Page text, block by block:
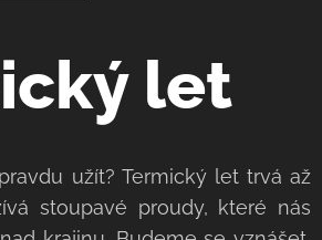
let
užít? Termický let trvá až
stoupavé proudy, které nás